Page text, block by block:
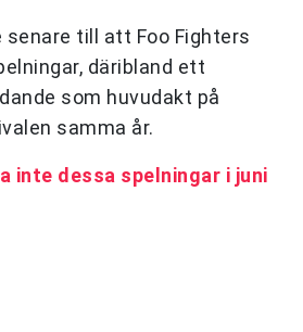
till att Foo Fighters
däribland ett
som huvudakt på
samma år.
inte dessa spelningar i juni